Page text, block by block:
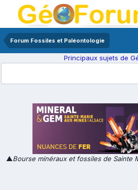
Forum Fossiles et Paléontologie
Principaux sujets de
▲Bourse minéraux et fossiles de Sainte